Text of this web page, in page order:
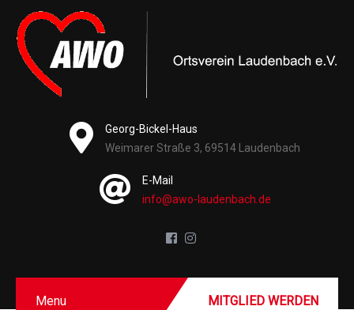
Georg-Bickel-Haus
Weimarer Straße 3, 69514 Laudenbach
E-Mail
info@awo-laudenbach.de
Menu MITGLIED WERDEN